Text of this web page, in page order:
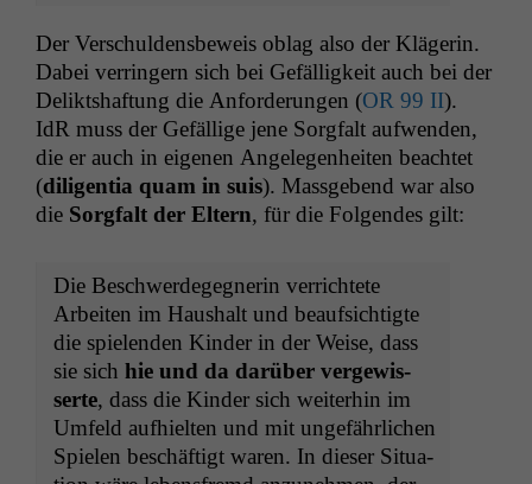
Der Ver­schuldens­be­weis oblag also der Klägerin.
Dabei ver­ringern sich bei Gefäl­ligkeit auch bei der
Delik­t­shaf­tung die Anforderun­gen (OR 99 II).
IdR muss der Gefäl­lige jene Sorgfalt aufwen­den,
die er auch in eige­nen Angele­gen­heit­en beachtet
(dili­gen­tia quam in suis). Mass­gebend war also
die Sorgfalt der Eltern, für die Fol­gen­des gilt:
Die Beschw­erdegeg­ner­in ver­richtete
Arbeit­en im Haushalt und beauf­sichtigte
die spie­len­den Kinder in der Weise, dass
sie sich hie und da darüber vergewis­
serte, dass die Kinder sich weit­er­hin im
Umfeld aufhiel­ten und mit unge­fährlichen
Spie­len beschäftigt waren. In dieser Sit­u­a­